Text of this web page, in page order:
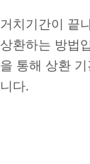
거치기간이 끝
상환하는 방법
을 통해 상환
니다.